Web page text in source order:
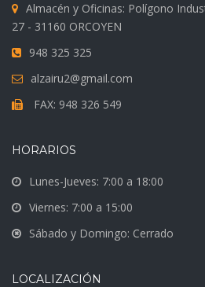
Almacén y Oficinas: Polígono
27 - 31160 ORCOYEN
948 325 325
alzairu2@gmail.com
FAX: 948 326 549
HORARIOS
Lunes-Jueves: 7:00 a 18:00
Viernes: 7:00 a 15:00
Sábado y Domingo: Cerrado
LOCALIZACIÓN